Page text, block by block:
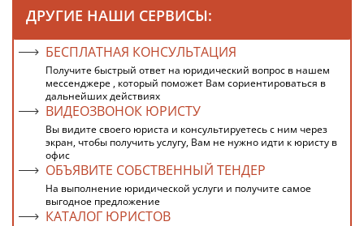
ДРУГИЕ НАШИ СЕРВИСЫ:
БЕСПЛАТНАЯ КОНСУЛЬТАЦИЯ
Получите быстрый ответ на юридический вопрос в нашем
мессенджере , который поможет Вам сориентироваться в
дальнейших действиях
ВИДЕОЗВОНОК ЮРИСТУ
Вы видите своего юриста и консультируетесь с ним через
экран, чтобы получить услугу, Вам не нужно идти к юристу в
офис
ОБЪЯВИТЕ СОБСТВЕННЫЙ ТЕНДЕР
На выполнение юридической услуги и получите самое
выгодное предложение
КАТАЛОГ ЮРИСТОВ